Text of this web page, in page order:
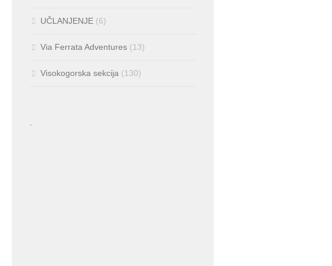
UČLANJENJE (6)
Via Ferrata Adventures (13)
Visokogorska sekcija (130)
.